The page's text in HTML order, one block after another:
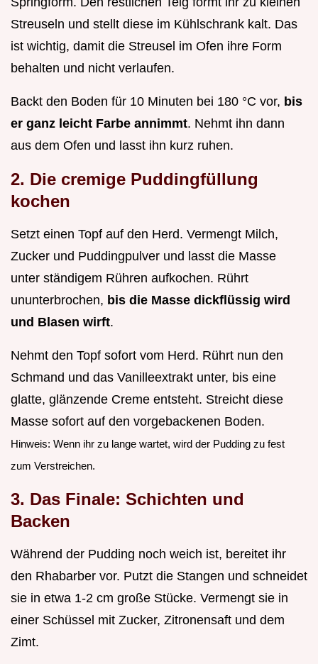
Streuseln und stellt diese im Kühlschrank kalt. Das
ist wichtig, damit die Streusel im Ofen ihre Form
behalten und nicht verlaufen.
Backt den Boden für 10 Minuten bei 180 °C vor, bis
er ganz leicht Farbe annimmt. Nehmt ihn dann
aus dem Ofen und lasst ihn kurz ruhen.
2. Die cremige Puddingfüllung
kochen
Setzt einen Topf auf den Herd. Vermengt Milch,
Zucker und Puddingpulver und lasst die Masse
unter ständigem Rühren aufkochen. Rührt
ununterbrochen, bis die Masse dickflüssig wird
und Blasen wirft.
Nehmt den Topf sofort vom Herd. Rührt nun den
Schmand und das Vanilleextrakt unter, bis eine
glatte, glänzende Creme entsteht. Streicht diese
Masse sofort auf den vorgebackenen Boden.
Hinweis: Wenn ihr zu lange wartet, wird der Pudding zu fest
zum Verstreichen.
3. Das Finale: Schichten und
Backen
Während der Pudding noch weich ist, bereitet ihr
den Rhabarber vor. Putzt die Stangen und schneidet
sie in etwa 1-2 cm große Stücke. Vermengt sie in
einer Schüssel mit Zucker, Zitronensaft und dem
Zimt.